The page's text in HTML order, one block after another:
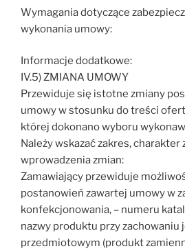
Wymagania dotyczące
wykonania umowy:
Informacje dodatkowe:
IV.5) ZMIANA UMOWY
Przewiduje się istotne zmiany
umowy w stosunku do treści
której dokonano wyboru
Należy wskazać zakres, charakter
wprowadzenia zmian:
Zamawiający przewiduje
postanowień zawartej umowy w
konfekcjonowania, – numeru
nazwy produktu przy zachowaniu
przedmiotowym (produkt